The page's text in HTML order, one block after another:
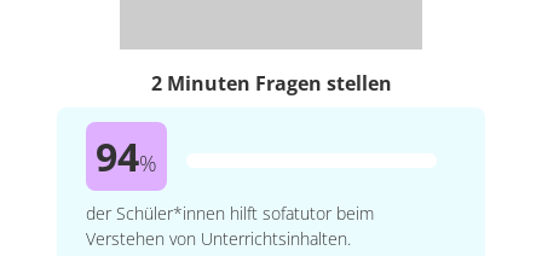
2 Minuten Fragen stellen
94%
der Schüler*innen hilft sofatutor beim
Verstehen von Unterrichtsinhalten.